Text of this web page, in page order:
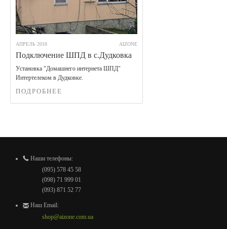
АПРЕЛЬ 2018 AIZONE
Подключение ШПД в с.Дудковка
Установка "Домашнего интернета ШПД"
Интертелеком в Дудковке.
ПОДРОБНЕЕ
Наши телефоны:
(095) 578 45 58
(098) 71 999 01
(093) 871 52 77
Наш Email:
shop@aizone.com.ua